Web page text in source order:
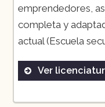
emprendedores,
completa y
actual​ (Escuela
Ver